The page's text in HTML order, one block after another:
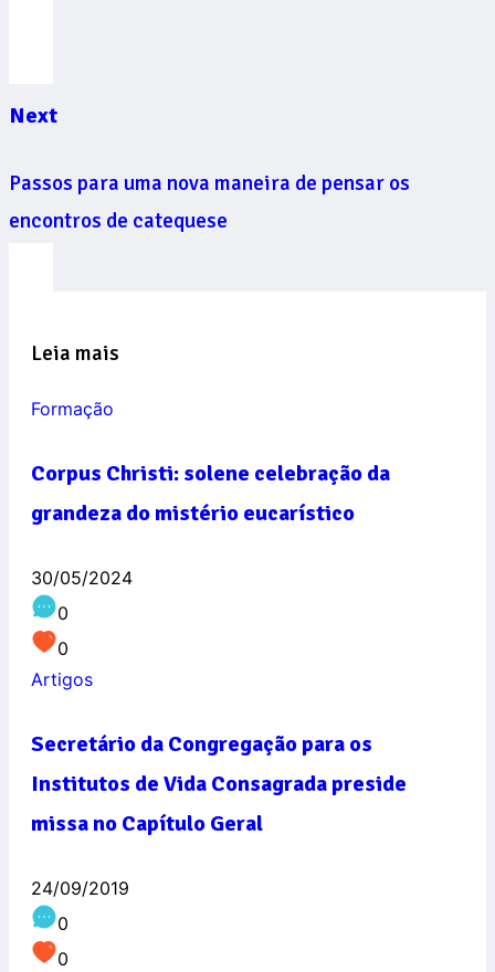
Next
Passos para uma nova maneira de pensar os
encontros de catequese
Leia mais
Formação
Corpus Christi: solene celebração da
grandeza do mistério eucarístico
30/05/2024
0
0
Artigos
Secretário da Congregação para os
Institutos de Vida Consagrada preside
missa no Capítulo Geral
24/09/2019
0
0